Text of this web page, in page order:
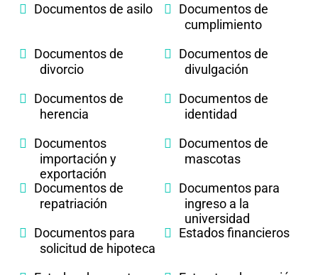
Documentos de asilo
Documentos de
cumplimiento
Documentos de
divorcio
Documentos de
divulgación
Documentos de
herencia
Documentos de
identidad
Documentos
importación y
exportación
Documentos de
mascotas
Documentos de
repatriación
Documentos para
ingreso a la
universidad
Documentos para
solicitud de hipoteca
Estados financieros